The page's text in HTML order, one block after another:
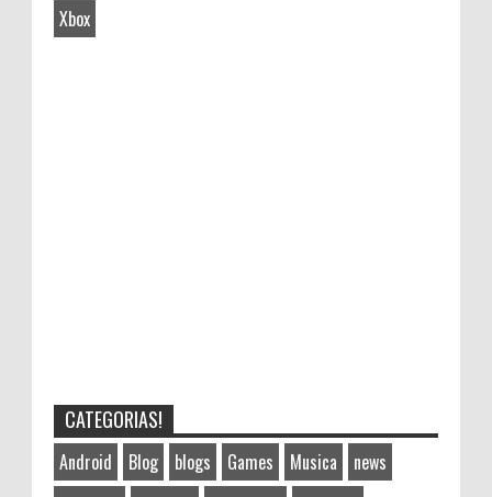
Xbox
CATEGORIAS!
Android Blog blogs Games Musica
news